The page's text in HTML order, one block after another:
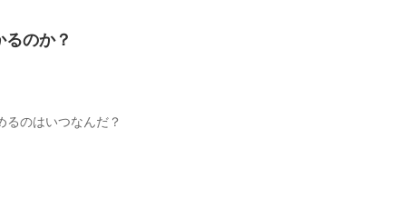
のか？
るのはいつなんだ？